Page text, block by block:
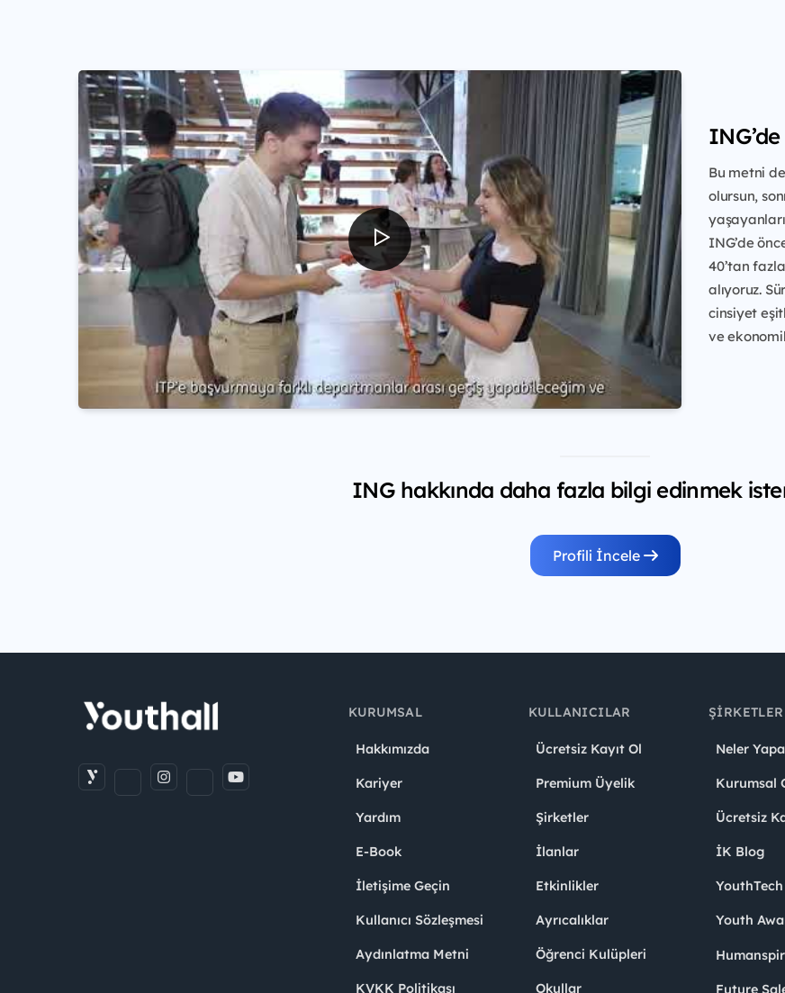
Bu metni
olursun,
ING’de
40’tan
alıyoruz.
cinsiyet
ve
ING hakkında daha fazla bilgi edinmek
Profili İncele
KURUMSAL
Hakkımızda
Kariyer
Yardım
E-Book
İletişime Geçin
Kullanıcı Sözleşmesi
Aydınlatma Metni
KVKK Politikası
KULLANICILAR
Ücretsiz Kayıt Ol
Premium Üyelik
Şirketler
İlanlar
Etkinlikler
Ayrıcalıklar
Öğrenci Kulüpleri
Okullar
Neler
Kurumsal
Ücretsiz
İK Blog
YouthTech
Youth
Future